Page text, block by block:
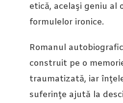
etică, acelaşi geniu al
formulelor ironice.
Romanul
construit pe o
traumatizată, iar
suferinţe ajută la